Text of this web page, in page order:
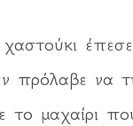
πρόλαβε να
το μαχαίρι